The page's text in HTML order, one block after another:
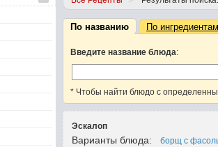
По названию По ингредиентам
Введите название блюда:
* Чтобы найти блюдо с
Эскалоп
Варианты блюда: борщ с